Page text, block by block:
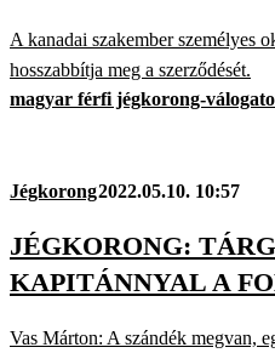
A kanadai szakember személyes
hosszabbítja meg a szerződését.
magyar férfi jégkorong-
Jégkorong2022.05.10. 10:57
JÉGKORONG:
KAPITÁNNYAL A
Vas Márton: A szándék megvan,